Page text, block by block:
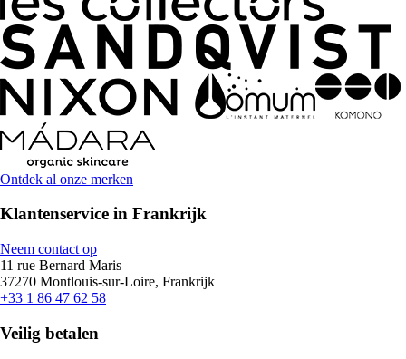
Ontdek al onze merken
Klantenservice in Frankrijk
Neem contact op
11 rue Bernard Maris
37270 Montlouis-sur-Loire, Frankrijk
+33 1 86 47 62 58
Veilig betalen